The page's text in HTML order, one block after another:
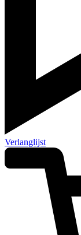
Verlanglijst